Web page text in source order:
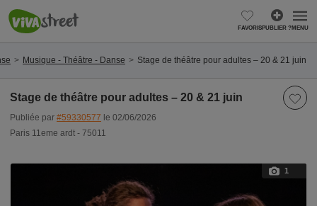
FAVORISPUBLIER ?MENU
Musique - Théâtre - Danse Stage de théâtre pour adultes – 20 & 21 juin
Stage de théâtre pour adultes – 20 & 21 juin
Publiée par #59330577 le 02/06/2026
Paris 11eme ardt - 75011
1